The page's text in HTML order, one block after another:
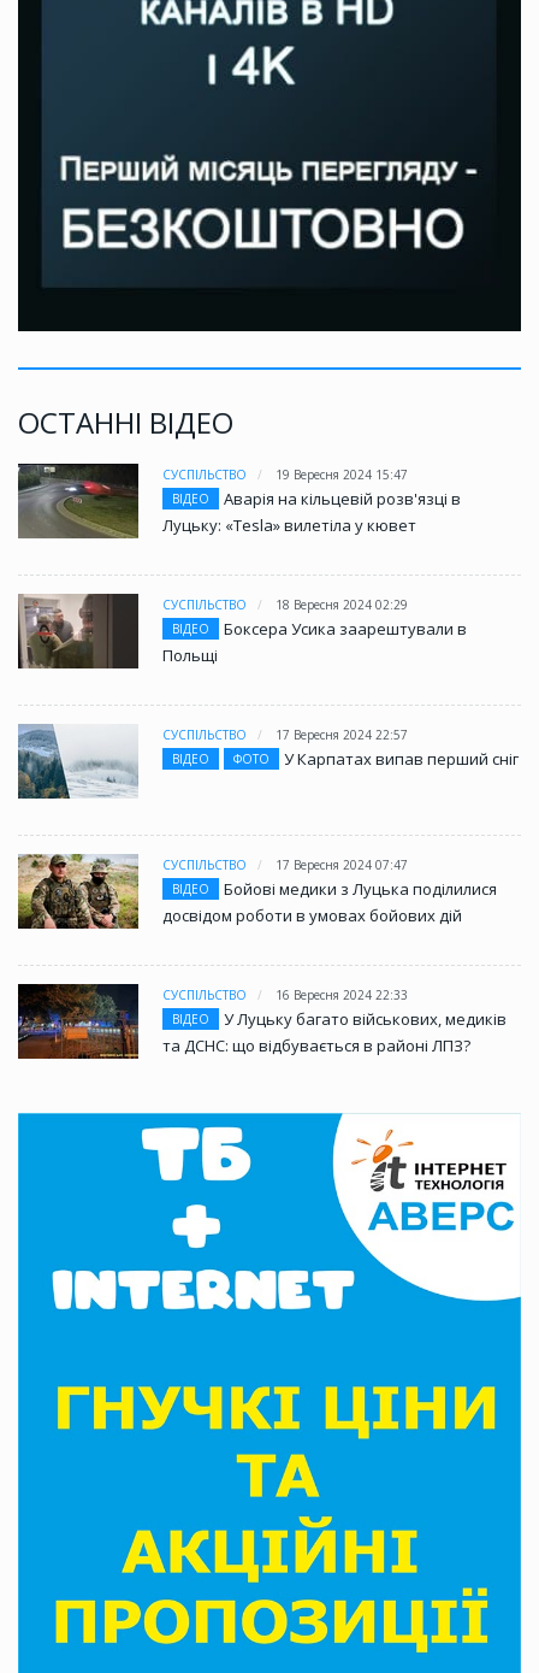
ОСТАННІ ВІДЕО
СУСПІЛЬСТВО
19 Вересня 2024 15:47
ВІДЕО
Аварія на кільцевій розв'язці в
Луцьку: «Tesla» вилетіла у кювет
СУСПІЛЬСТВО
18 Вересня 2024 02:29
ВІДЕО
Боксера Усика заарештували в
Польщі
СУСПІЛЬСТВО
17 Вересня 2024 22:57
ВІДЕО
ФОТО У Карпатах випав перший сніг
СУСПІЛЬСТВО
17 Вересня 2024 07:47
ВІДЕО
Бойові медики з Луцька поділилися
досвідом роботи в умовах бойових дій
СУСПІЛЬСТВО
16 Вересня 2024 22:33
ВІДЕО
У Луцьку багато військових, медиків
та ДСНС: що відбувається в районі ЛПЗ?